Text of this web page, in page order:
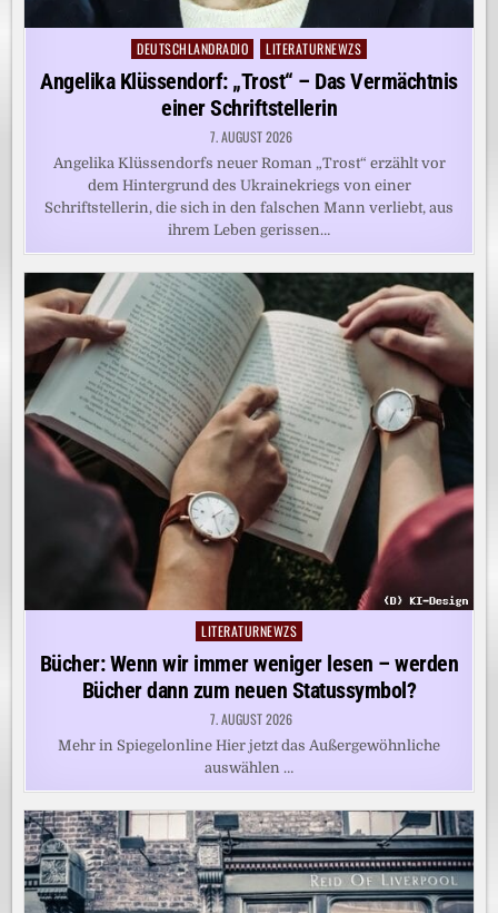
Posted
in
DEUTSCHLANDRADIO LITERATURNEWZS
Angelika Klüssendorf: „Trost“ – Das Vermächtnis
einer Schriftstellerin
7. AUGUST 2026
Angelika Klüssendorfs neuer Roman „Trost“ erzählt vor
dem Hintergrund des Ukrainekriegs von einer
Schriftstellerin, die sich in den falschen Mann verliebt, aus
ihrem Leben gerissen…
Posted
in
LITERATURNEWZS
Bücher: Wenn wir immer weniger lesen – werden
Bücher dann zum neuen Statussymbol?
7. AUGUST 2026
Mehr in Spiegelonline Hier jetzt das Außergewöhnliche
auswählen …